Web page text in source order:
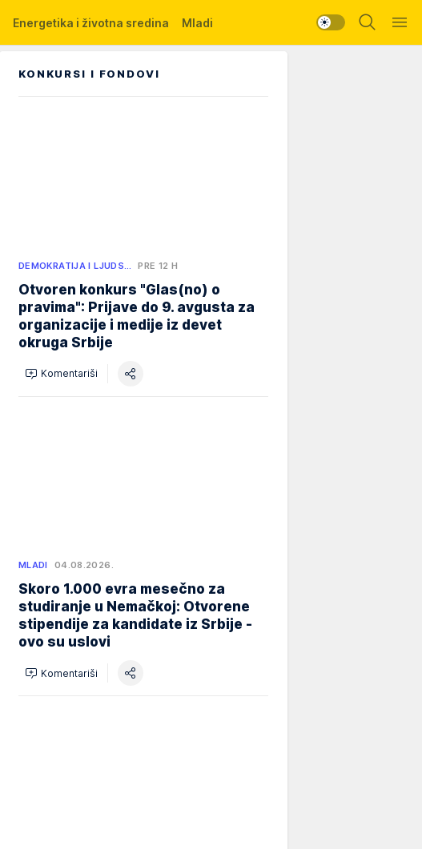
Energetika i životna sredina Mladi
KONKURSI I FONDOVI
DEMOKRATIJA I LJUDS… PRE 12 H
Otvoren konkurs "Glas(no) o
pravima": Prijave do 9. avgusta za
organizacije i medije iz devet
okruga Srbije
Komentariši
MLADI 04.08.2026.
Skoro 1.000 evra mesečno za
studiranje u Nemačkoj: Otvorene
stipendije za kandidate iz Srbije -
ovo su uslovi
Komentariši